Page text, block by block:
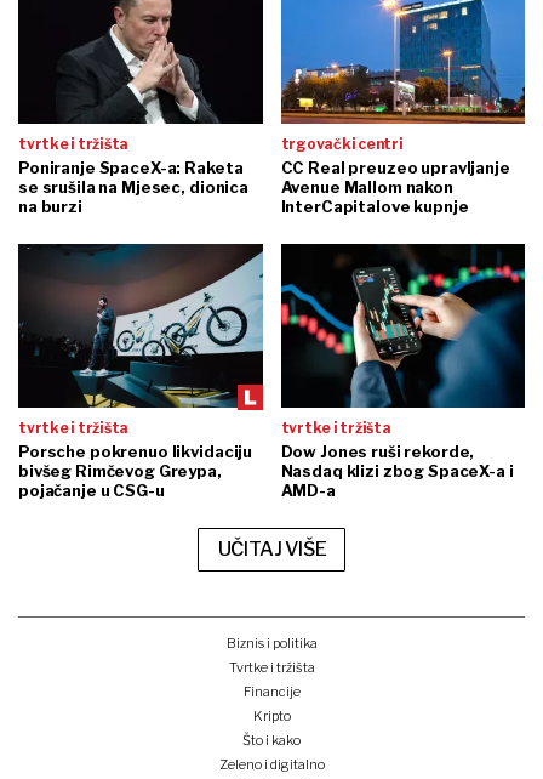
tvrtke i tržišta
Poniranje SpaceX-a: Raketa
se srušila na Mjesec, dionica
na burzi
trgovački centri
CC Real preuzeo upravljanje
Avenue Mallom nakon
InterCapitalove kupnje
tvrtke i tržišta
Porsche pokrenuo likvidaciju
bivšeg Rimčevog Greypa,
pojačanje u CSG-u
tvrtke i tržišta
Dow Jones ruši rekorde,
Nasdaq klizi zbog SpaceX-a i
AMD-a
UČITAJ VIŠE
Biznis i politika
Tvrtke i tržišta
Financije
Kripto
Što i kako
Zeleno i digitalno